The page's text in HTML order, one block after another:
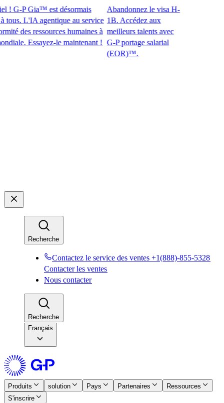
P Gia™ est désormais
L'IA agentique au service
des ressources humaines à
Essayez-le maintenant !​​
Abandonnez le visa H-
1B. Accédez aux
meilleurs talents avec
G-P portage salarial
(EOR)™.​​
Recherche​​
Contactez le service des ventes +1(888)-855-5328​​
Contacter les ventes​​
Nous contacter​​
Recherche​​
Français
Produits​​ solution​​ Pays​​ Partenaires​​
Ressources​​
S'inscrire​​